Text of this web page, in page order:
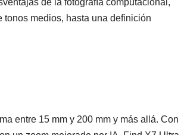
de la fotografía computacional,
medios, hasta una definición
entre 15 mm y 200 mm y más allá. Con